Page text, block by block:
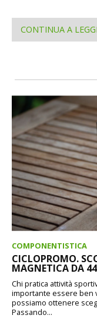
CONTINUA A
COMPONENTISTICA
CICLOPROMO.
MAGNETICA DA
Chi pratica attività
importante essere ben
possiamo ottenere
Passando...